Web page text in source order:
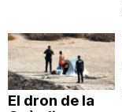
El dron de la